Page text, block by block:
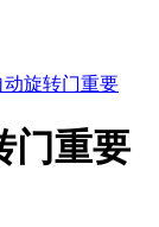
旋转门重要
门重要